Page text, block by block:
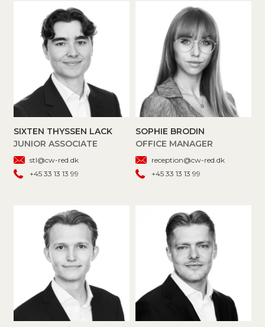
SIXTEN THYSSEN LACK
JUNIOR ASSOCIATE
stl@cw-red.dk
+45 33 13 13 99
SOPHIE BRODIN
OFFICE MANAGER
reception@cw-red.dk
+45 33 13 13 99